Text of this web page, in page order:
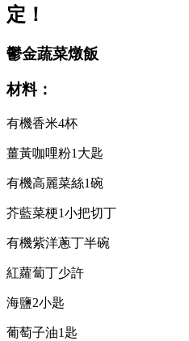
定！
鬱金蔬菜燉飯
材料：
有機香米4杯
薑黃咖哩粉1大匙
有機高麗菜絲1碗
芥藍菜梗1小把切丁
有機紫洋蔥丁半碗
紅蘿蔔丁少許
海鹽2小匙
葡萄子油1匙